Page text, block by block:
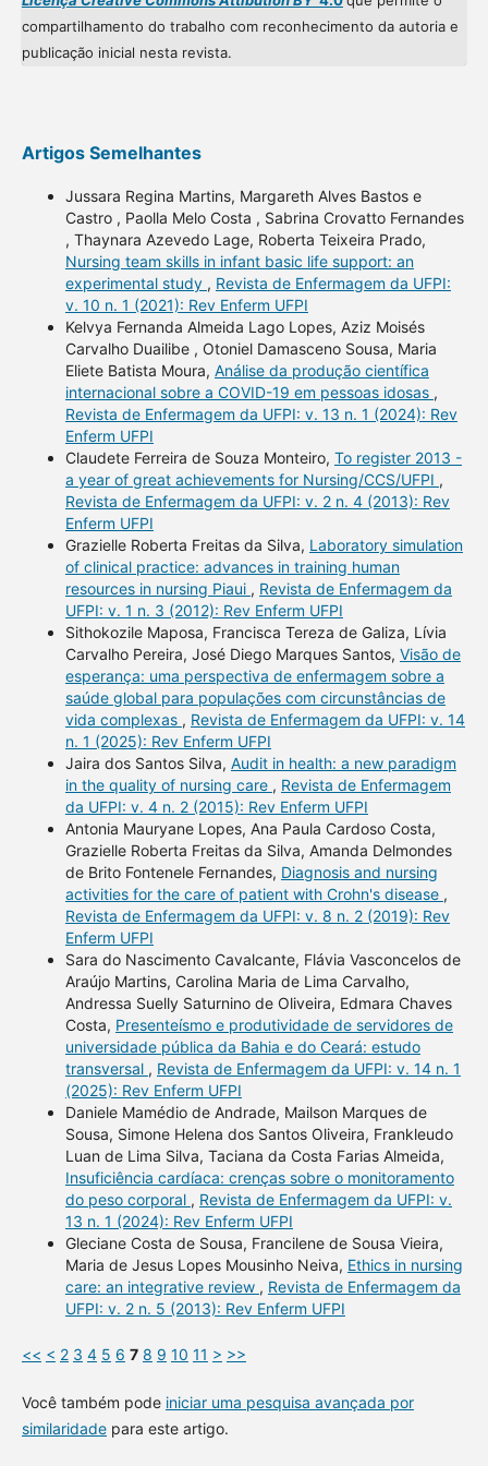
compartilhamento do trabalho com reconhecimento da autoria e
publicação inicial nesta revista.
Artigos Semelhantes
Jussara Regina Martins, Margareth Alves Bastos e
Castro , Paolla Melo Costa , Sabrina Crovatto Fernandes
, Thaynara Azevedo Lage, Roberta Teixeira Prado,
Nursing team skills in infant basic life support: an
experimental study , Revista de Enfermagem da UFPI:
v. 10 n. 1 (2021): Rev Enferm UFPI
Kelvya Fernanda Almeida Lago Lopes, Aziz Moisés
Carvalho Duailibe , Otoniel Damasceno Sousa, Maria
Eliete Batista Moura, Análise da produção científica
internacional sobre a COVID-19 em pessoas idosas ,
Revista de Enfermagem da UFPI: v. 13 n. 1 (2024): Rev
Enferm UFPI
Claudete Ferreira de Souza Monteiro, To register 2013 -
a year of great achievements for Nursing/CCS/UFPI ,
Revista de Enfermagem da UFPI: v. 2 n. 4 (2013): Rev
Enferm UFPI
Grazielle Roberta Freitas da Silva, Laboratory simulation
of clinical practice: advances in training human
resources in nursing Piaui , Revista de Enfermagem da
UFPI: v. 1 n. 3 (2012): Rev Enferm UFPI
Sithokozile Maposa, Francisca Tereza de Galiza, Lívia
Carvalho Pereira, José Diego Marques Santos, Visão de
esperança: uma perspectiva de enfermagem sobre a
saúde global para populações com circunstâncias de
vida complexas , Revista de Enfermagem da UFPI: v. 14
n. 1 (2025): Rev Enferm UFPI
Jaira dos Santos Silva, Audit in health: a new paradigm
in the quality of nursing care , Revista de Enfermagem
da UFPI: v. 4 n. 2 (2015): Rev Enferm UFPI
Antonia Mauryane Lopes, Ana Paula Cardoso Costa,
Grazielle Roberta Freitas da Silva, Amanda Delmondes
de Brito Fontenele Fernandes, Diagnosis and nursing
activities for the care of patient with Crohn's disease ,
Revista de Enfermagem da UFPI: v. 8 n. 2 (2019): Rev
Enferm UFPI
Sara do Nascimento Cavalcante, Flávia Vasconcelos de
Araújo Martins, Carolina Maria de Lima Carvalho,
Andressa Suelly Saturnino de Oliveira, Edmara Chaves
Costa, Presenteísmo e produtividade de servidores de
universidade pública da Bahia e do Ceará: estudo
transversal , Revista de Enfermagem da UFPI: v. 14 n. 1
(2025): Rev Enferm UFPI
Daniele Mamédio de Andrade, Mailson Marques de
Sousa, Simone Helena dos Santos Oliveira, Frankleudo
Luan de Lima Silva, Taciana da Costa Farias Almeida,
Insuficiência cardíaca: crenças sobre o monitoramento
do peso corporal , Revista de Enfermagem da UFPI: v.
13 n. 1 (2024): Rev Enferm UFPI
Gleciane Costa de Sousa, Francilene de Sousa Vieira,
Maria de Jesus Lopes Mousinho Neiva, Ethics in nursing
care: an integrative review , Revista de Enfermagem da
UFPI: v. 2 n. 5 (2013): Rev Enferm UFPI
<< < 2 3 4 5 6 7 8 9 10 11 > >>
Você também pode iniciar uma pesquisa avançada por
similaridadepara este artigo.